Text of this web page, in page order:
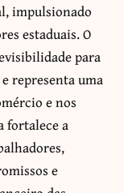
impulsionado
estaduais. O
para
representa uma
e nos
fortalece a
e